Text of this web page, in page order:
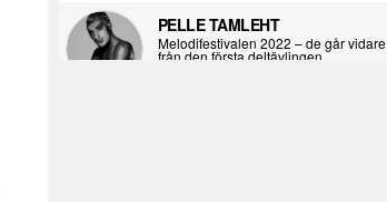
PELLE TAMLEHT
Melodifestivalen 2022 – de går vidare
från den första deltävlingen